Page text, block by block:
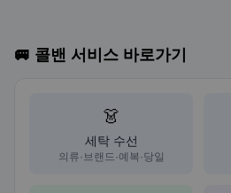
🚐 콜밴 서비스 바로가기
👗
세탁 수선
의류·브랜드·예복·당일